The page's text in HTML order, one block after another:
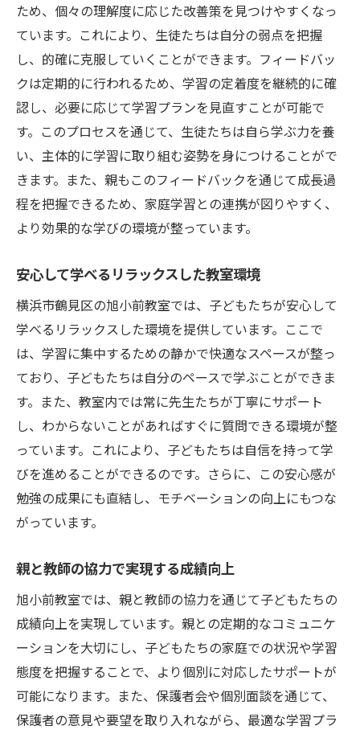
学ぶことの楽しさを知る喜び
目標を達成するための粘り強さ
自己管理能力の向上
次のステップへ進むための基盤
横浜市鶴見区での数学力向上に役立つ塾の選び
方
初めての塾選びで考慮すべき点
個別指導と集団授業の違いを知る
子どもの特性に合ったカリキュラム
成功事例を参考にした塾選び
長期的な成長を見据えた指導方針
ため、個々の理解度に応じた改善策を見つけやすくなっ
ています。これにより、生徒たちは自分の弱点を把握
し、的確に克服していくことができます。フィードバッ
クは定期的に行われるため、学習の定着度を継続的に確
認し、必要に応じて学習プランを見直すことが可能で
す。このプロセスを通じて、生徒たちは自ら学ぶ力を養
い、主体的に学習に取り組む姿勢を身につけることがで
きます。また、親もこのフィードバックを通じて成長過
程を把握できるため、家庭学習との連携が図りやすく、
より効果的な学びの環境が整っています。
安心して学べるリラックスした教室環境
横浜市鶴見区の旭小前教室では、子どもたちが安心して
学べるリラックスした環境を提供しています。ここで
は、学習に集中するための静かで快適なスペースが整っ
ており、子どもたちは自分のペースで学ぶことができま
す。また、教室内では常に先生たちが丁寧にサポート
し、わからないことがあればすぐに質問できる環境が整
っています。これにより、子どもたちは自信を持って学
びを進めることができるのです。さらに、この安心感が
勉強の成果にも直結し、モチベーションの向上にもつな
がっています。
親と教師の協力で実現する成績向上
旭小前教室では、親と教師の協力を通じて子どもたちの
成績向上を実現しています。親との定期的なコミュニケ
ーションを大切にし、子どもたちの家庭での状況や学習
態度を把握することで、より個別に対応したサポートが
可能になります。また、保護者会や個別面談を通じて、
保護者の意見や要望を取り入れながら、最適な学習プラ